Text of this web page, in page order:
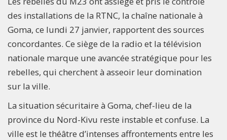
des installations de la RTNC, la chaîne nationale à
Goma, ce lundi 27 janvier, rapportent des sources
concordantes. Ce siège de la radio et la télévision
nationale marque une avancée stratégique pour les
rebelles, qui cherchent à asseoir leur domination
sur la ville.
La situation sécuritaire à Goma, chef-lieu de la
province du Nord-Kivu reste instable et confuse. La
ville est le théâtre d’intenses affrontements entre les